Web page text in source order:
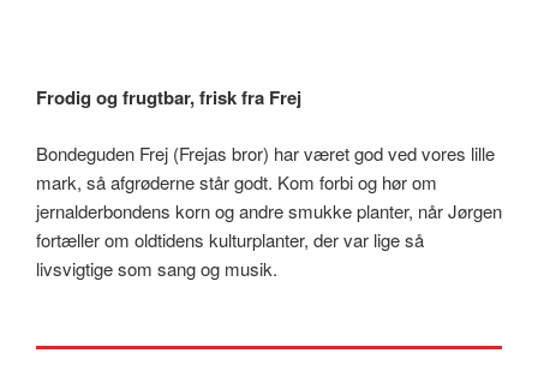
Frodig og frugtbar, frisk fra Frej
Bondeguden Frej (Frejas bror) har været god ved vores lille
mark, så afgrøderne står godt. Kom forbi og hør om
jernalderbondens korn og andre smukke planter, når Jørgen
fortæller om oldtidens kulturplanter, der var lige så
livsvigtige som sang og musik.